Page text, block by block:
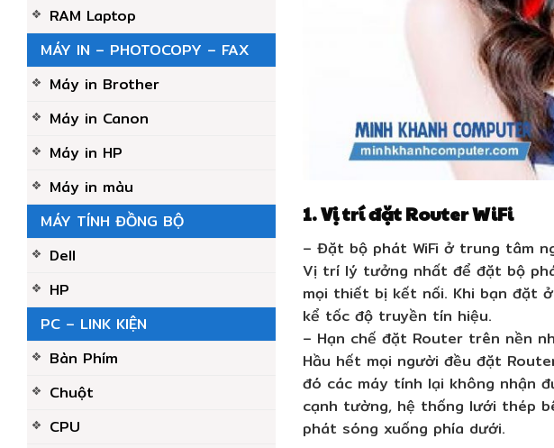
RAM Laptop
MÁY IN – PHOTOCOPY – FAX
Máy in Brother
Máy in Canon
Máy in HP
Máy in màu
MÁY TÍNH ĐỒNG BỘ
Dell
HP
PC – LINK KIỆN
Bàn Phím
Chuột
CPU
1. Vị trí đặt Router WiFi
– Đặt bộ phát WiFi ở trung tâm
Vị trí lý tưởng nhất để đặt bộ
mọi thiết bị kết nối. Khi bạn đặt
kể tốc độ truyền tín hiệu.
– Hạn chế đặt Router trên nền
Hầu hết mọi người đều đặt
đó các máy tính lại không nhận
cạnh tường, hệ thống lưới thép
phát sóng xuống phía dưới.